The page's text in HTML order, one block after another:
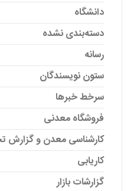
دانشگاه
دسته‌بندی نشده
رسانه
ستون نویسندگان
سرخط خبرها
فروشگاه معدنی
کارشناسی معدن و گزارش
کاریابی
گزارشات بازار